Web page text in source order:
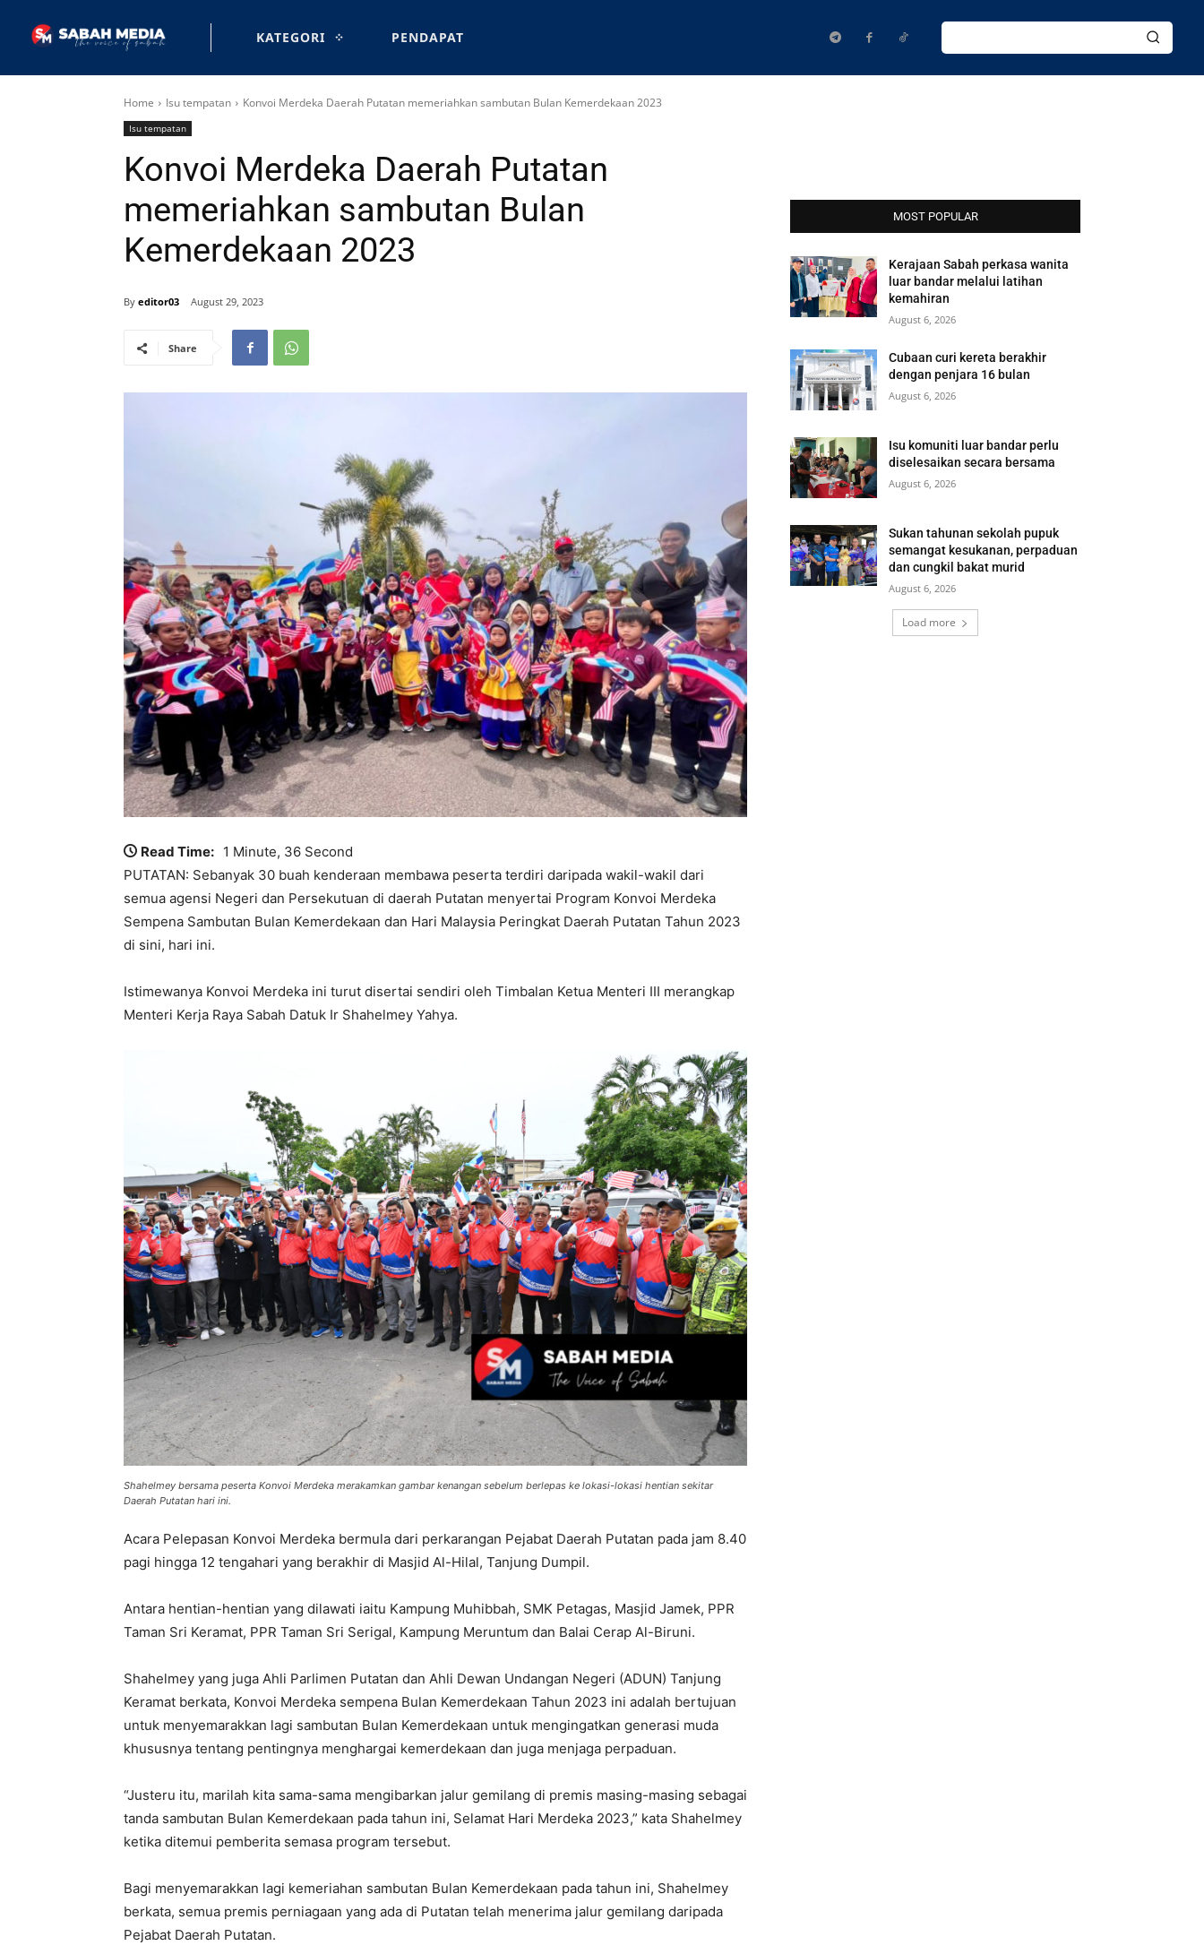
KATEGORI PENDAPAT
Home Isu tempatan Konvoi Merdeka Daerah Putatan memeriahkan sambutan Bulan Kemerdekaan 2023
Isu tempatan
Konvoi Merdeka Daerah Putatan
memeriahkan sambutan Bulan
Kemerdekaan 2023
By editor03 August 29, 2023
Share
Read Time: 1 Minute, 36 Second
PUTATAN: Sebanyak 30 buah kenderaan membawa peserta terdiri daripada wakil-wakil dari
semua agensi Negeri dan Persekutuan di daerah Putatan menyertai Program Konvoi Merdeka
Sempena Sambutan Bulan Kemerdekaan dan Hari Malaysia Peringkat Daerah Putatan Tahun 2023
di sini, hari ini.
Istimewanya Konvoi Merdeka ini turut disertai sendiri oleh Timbalan Ketua Menteri III merangkap
Menteri Kerja Raya Sabah Datuk Ir Shahelmey Yahya.
Shahelmey bersama peserta Konvoi Merdeka merakamkan gambar kenangan sebelum berlepas ke lokasi-lokasi hentian sekitar
Daerah Putatan hari ini.
Acara Pelepasan Konvoi Merdeka bermula dari perkarangan Pejabat Daerah Putatan pada jam 8.40
pagi hingga 12 tengahari yang berakhir di Masjid Al-Hilal, Tanjung Dumpil.
Antara hentian-hentian yang dilawati iaitu Kampung Muhibbah, SMK Petagas, Masjid Jamek, PPR
Taman Sri Keramat, PPR Taman Sri Serigal, Kampung Meruntum dan Balai Cerap Al-Biruni.
Shahelmey yang juga Ahli Parlimen Putatan dan Ahli Dewan Undangan Negeri (ADUN) Tanjung
Keramat berkata, Konvoi Merdeka sempena Bulan Kemerdekaan Tahun 2023 ini adalah bertujuan
untuk menyemarakkan lagi sambutan Bulan Kemerdekaan untuk mengingatkan generasi muda
khususnya tentang pentingnya menghargai kemerdekaan dan juga menjaga perpaduan.
“Justeru itu, marilah kita sama-sama mengibarkan jalur gemilang di premis masing-masing sebagai
tanda sambutan Bulan Kemerdekaan pada tahun ini, Selamat Hari Merdeka 2023,” kata Shahelmey
ketika ditemui pemberita semasa program tersebut.
Bagi menyemarakkan lagi kemeriahan sambutan Bulan Kemerdekaan pada tahun ini, Shahelmey
berkata, semua premis perniagaan yang ada di Putatan telah menerima jalur gemilang daripada
Pejabat Daerah Putatan.
MOST POPULAR
Kerajaan Sabah perkasa wanita
luar bandar melalui latihan
kemahiran
August 6, 2026
Cubaan curi kereta berakhir
dengan penjara 16 bulan
August 6, 2026
Isu komuniti luar bandar perlu
diselesaikan secara bersama
August 6, 2026
Sukan tahunan sekolah pupuk
semangat kesukanan, perpaduan
dan cungkil bakat murid
August 6, 2026
Load more